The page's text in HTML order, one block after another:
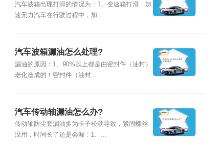
汽车波箱出现打滑的情况为：1、变速箱打滑，加
速无力汽车在行驶过程中，加...
汽车波箱漏油怎么处理?
漏油的原因：1、90%以上都是由密封件（油封）
老化造成的！密封件（油封...
汽车传动轴漏油怎么办?
传动轴防尘套漏油多为卡子松动导致，紧固螺丝
没用，时间长了还是会漏：1、...